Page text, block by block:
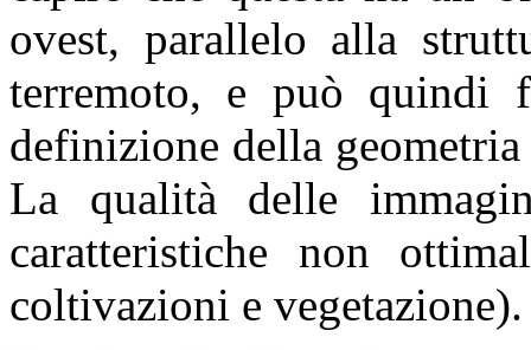
ovest, parallelo alla
terremoto, e può quindi
definizione della
La qualità delle
caratteristiche non
coltivazioni e vegetazione).